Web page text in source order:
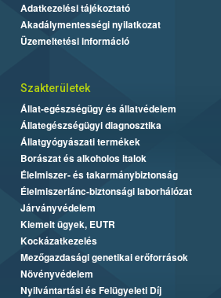
Adatkezelési tájékoztató
Akadálymentességi nyilatkozat
Üzemeltetési információ
Szakterületek
Állat-egészségügy és állatvédelem
Állategészségügyi diagnosztika
Állatgyógyászati termékek
Borászat és alkoholos italok
Élelmiszer- és takarmánybiztonság
Élelmiszerlánc-biztonsági laborhálózat
Járványvédelem
Kiemelt ügyek, EUTR
Kockázatkezelés
Mezőgazdasági genetikai erőforrások
Növényvédelem
Nyilvántartási és Felügyeleti Díj